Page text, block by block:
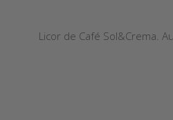
Licor de Café Sol&Crema.